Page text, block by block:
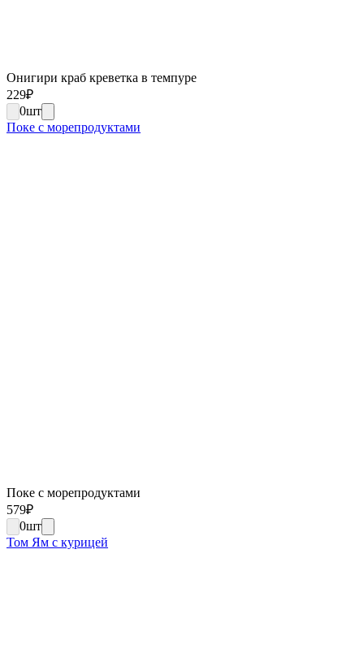
Онигири краб креветка в темпуре
229₽
0шт
Поке с морепродуктами
Поке с морепродуктами
579₽
0шт
Том Ям с курицей